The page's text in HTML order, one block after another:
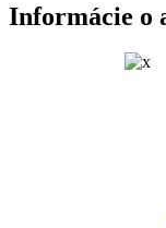
Informácie o